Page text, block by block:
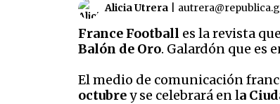
Alicia Utrera
France Football es la revista
Balón de Oro. Galardón que es
El medio de comunicación
octubrey se celebrará en la